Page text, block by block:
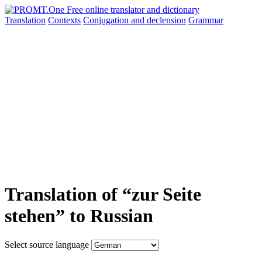
Translation Contexts Conjugation and declension Grammar
Translation of “zur Seite
stehen” to Russian
Select source language